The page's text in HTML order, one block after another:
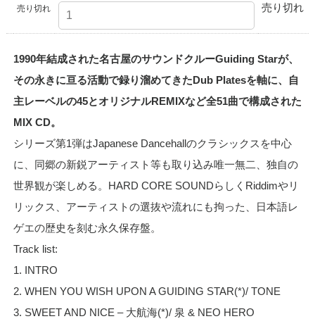
売り切れ 売り切れ
1990年結成された名古屋のサウンドクルーGuiding Starが、
その永きに亘る活動で録り溜めてきたDub Platesを軸に、自
主レーベルの45とオリジナルREMIXなど全51曲で構成された
MIX CD。
シリーズ第1弾はJapanese Dancehallのクラシックスを中心
に、同郷の新鋭アーティスト等も取り込み唯一無二、独自の
世界観が楽しめる。HARD CORE SOUNDらしくRiddimやリ
リックス、アーティストの選抜や流れにも拘った、日本語レ
ゲエの歴史を刻む永久保存盤。
Track list:
1. INTRO
2. WHEN YOU WISH UPON A GUIDING STAR(*)/ TONE
3. SWEET AND NICE – 大航海(*)/ 泉 & NEO HERO